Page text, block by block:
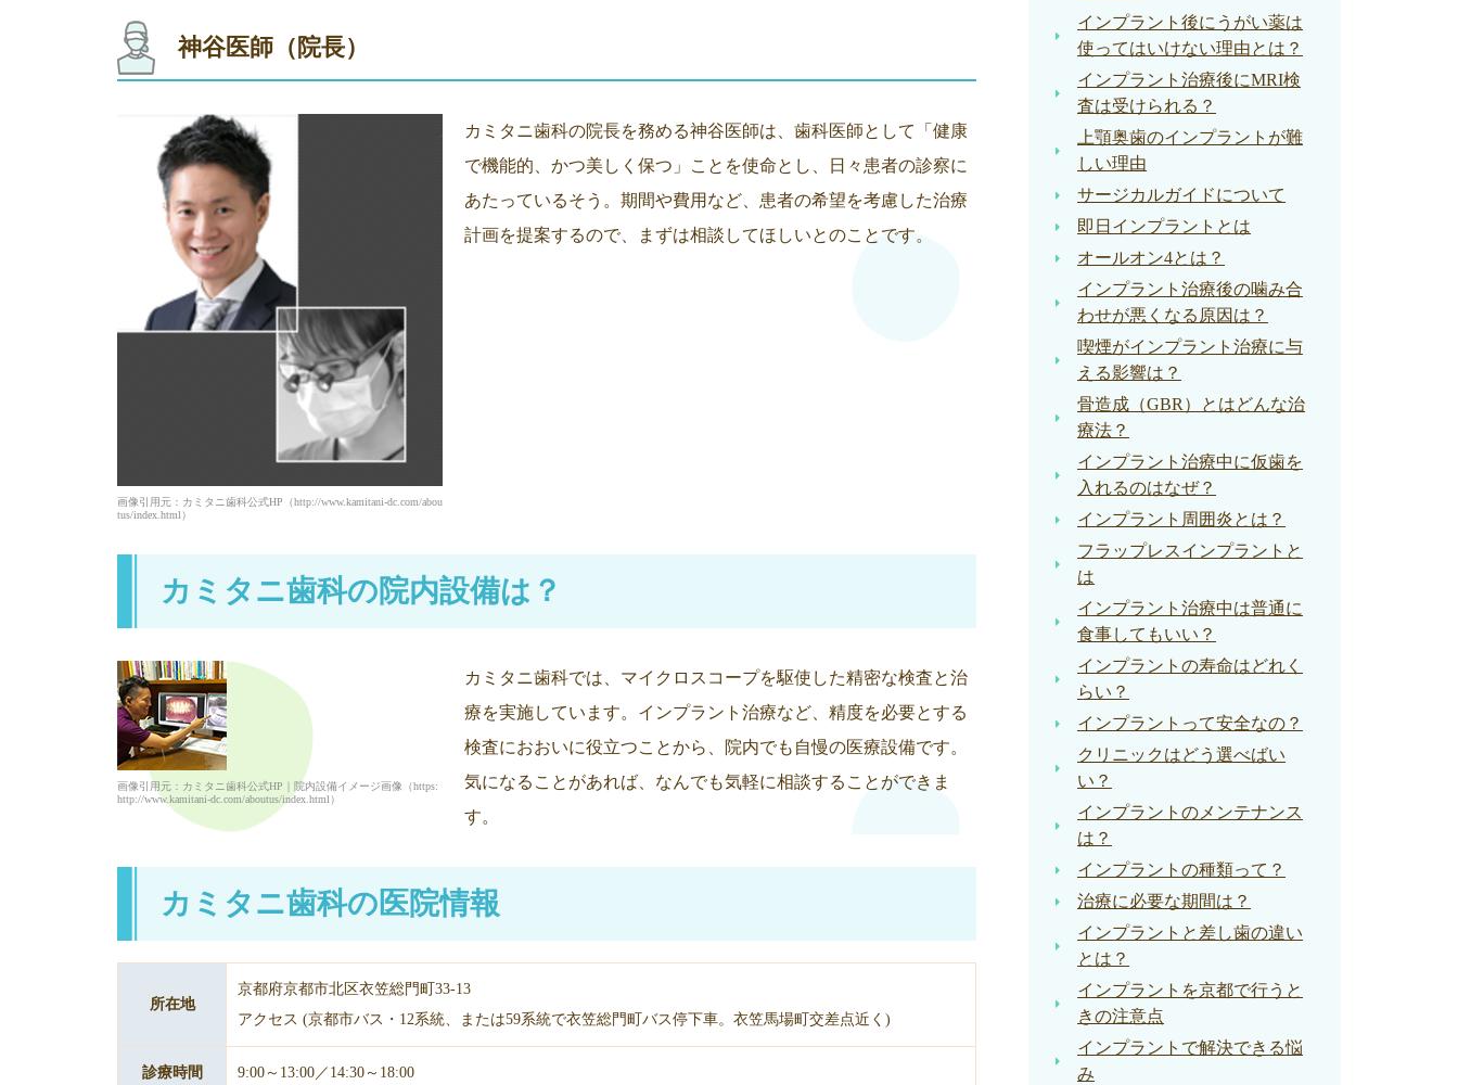
神谷医師（院長）
画像引用元：カミタニ歯科公式HP（http://www.kamitani-dc.com/abou
tus/index.html）
カミタニ歯科の院長を務める神谷医師は、歯科医師として「健康
で機能的、かつ美しく保つ」ことを使命とし、日々患者の診察に
あたっているそう。期間や費用など、患者の希望を考慮した治療
計画を提案するので、まずは相談してほしいとのことです。
カミタニ歯科の院内設備は？
画像引用元：カミタニ歯科公式HP｜院内設備イメージ画像（https:
http://www.kamitani-dc.com/aboutus/index.html）
カミタニ歯科では、マイクロスコープを駆使した精密な検査と治
療を実施しています。インプラント治療など、精度を必要とする
検査におおいに役立つことから、院内でも自慢の医療設備です。
気になることがあれば、なんでも気軽に相談することができま
す。
カミタニ歯科の医院情報
所在地
京都府京都市北区衣笠総門町33-13
アクセス (京都市バス・12系統、または59系統で衣笠総門町バス停下車。衣笠馬場町交差点近く)
診療時間 9:00～13:00／14:30～18:00
インプラント後にうがい薬は
使ってはいけない理由とは？
インプラント治療後にMRI検
査は受けられる？
上顎奥歯のインプラントが難
しい理由
サージカルガイドについて
即日インプラントとは
オールオン4とは？
インプラント治療後の噛み合
わせが悪くなる原因は？
喫煙がインプラント治療に与
える影響は？
骨造成（GBR）とはどんな治
療法？
インプラント治療中に仮歯を
入れるのはなぜ？
インプラント周囲炎とは？
フラップレスインプラントと
は
インプラント治療中は普通に
食事してもいい？
インプラントの寿命はどれく
らい？
インプラントって安全なの？
クリニックはどう選べばい
い？
インプラントのメンテナンス
は？
インプラントの種類って？
治療に必要な期間は？
インプラントと差し歯の違い
とは？
インプラントを京都で行うと
きの注意点
インプラントで解決できる悩
み